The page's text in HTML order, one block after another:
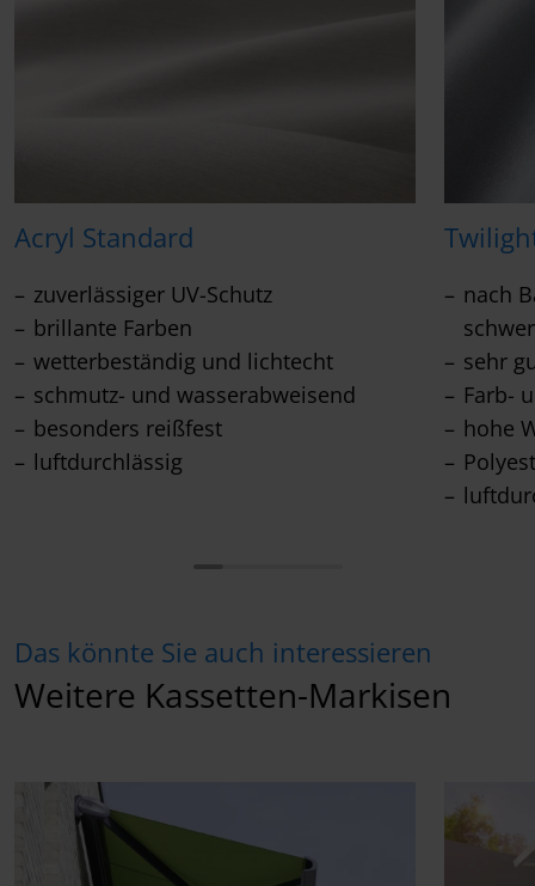
Acryl Standard
zuverlässiger UV-Schutz
brillante Farben
wetterbeständig und lichtecht
schmutz- und wasserabweisend
besonders reißfest
luftdurchlässig
nach
sehr
Farb-
hohe
Das könnte Sie auch interessieren
Weitere Kassetten-Markisen